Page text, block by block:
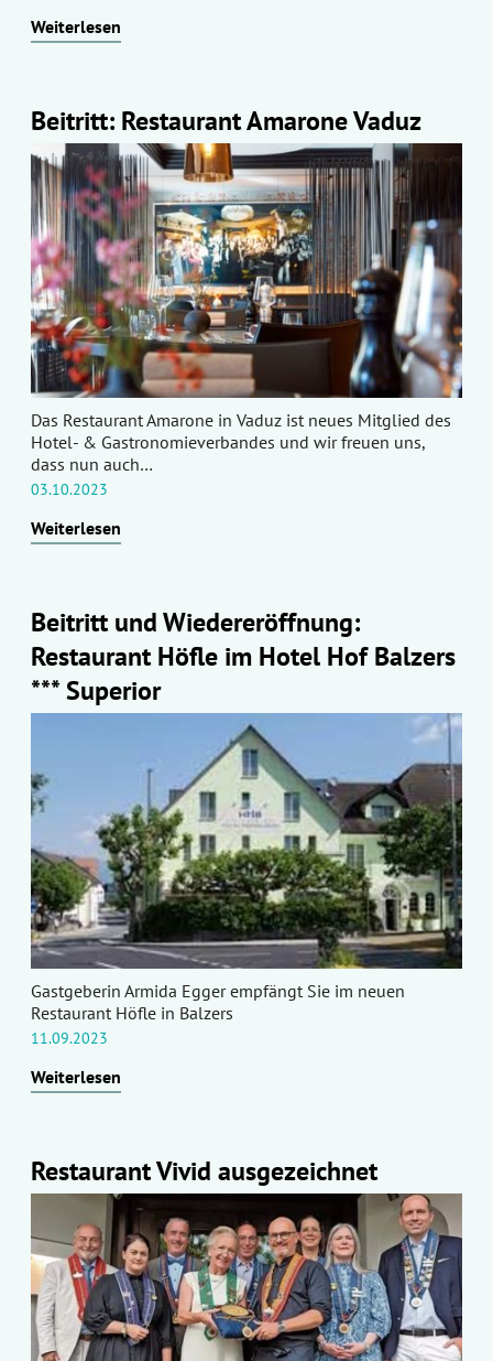
Weiterlesen
Beitritt: Restaurant Amarone Vaduz
Das Restaurant Amarone in Vaduz ist neues Mitglied des
Hotel- & Gastronomieverbandes und wir freuen uns,
dass nun auch…
03.10.2023
Weiterlesen
Beitritt und Wiedereröffnung:
Restaurant Höfle im Hotel Hof Balzers
*** Superior
Gastgeberin Armida Egger empfängt Sie im neuen
Restaurant Höfle in Balzers
11.09.2023
Weiterlesen
Restaurant Vivid ausgezeichnet